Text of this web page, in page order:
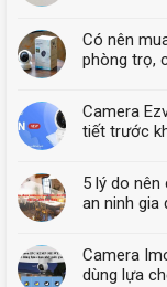
Có nên
phòng trọ,
Camera
tiết trước
5 lý do nên
an ninh gia
Camera
dùng lựa